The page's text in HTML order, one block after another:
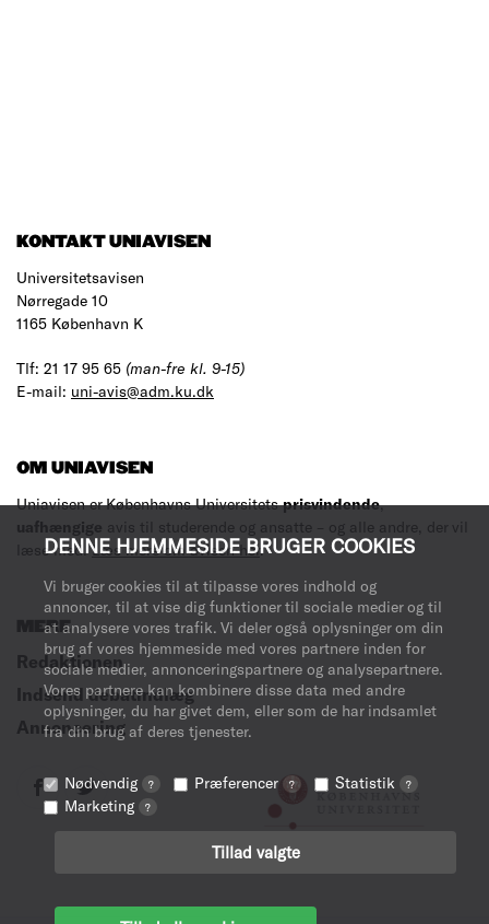
DENNE HJEMMESIDE BRUGER COOKIES
Vi bruger cookies til at tilpasse vores indhold og
annoncer, til at vise dig funktioner til sociale medier og til
at analysere vores trafik. Vi deler også oplysninger om din
brug af vores hjemmeside med vores partnere inden for
sociale medier, annonceringspartnere og analysepartnere.
Vores partnere kan kombinere disse data med andre
oplysninger, du har givet dem, eller som de har indsamlet
fra din brug af deres tjenester.
Nødvendig ? Præferencer ? Statistik ?
Marketing ?
Tillad valgte
KONTAKT UNIAVISEN
Universitetsavisen
Nørregade 10
1165 København K
Tlf: 21 17 95 65 (man-fre kl. 9-15)
E-mail: uni-avis@adm.ku.dk
OM UNIAVISEN
Uniavisen er Københavns Universitetsprisvindende,
uafhængige avis til studerende og ansatte – og alle andre, der vil
læse med.Læs mere om avisen her.
MERE
Redaktionen
Indsend debatindlæg
Annoncering